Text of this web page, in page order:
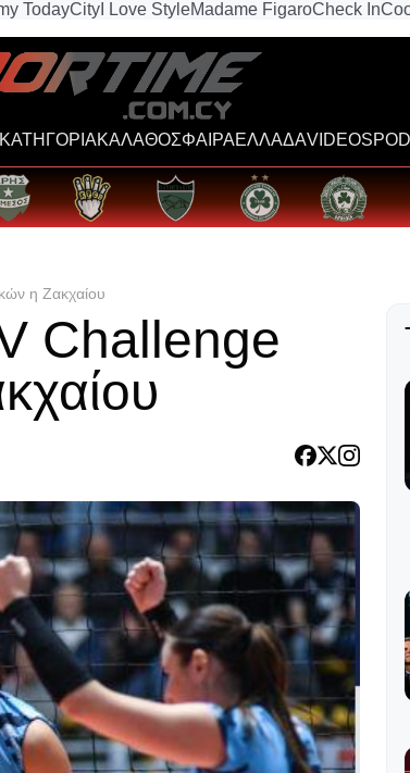
TodayCity I Love StyleMadame FigaroCheck In
ΚΑΤΗΓΟΡΙΑΚΑΛΑΘΟΣΦΑΙΡΑΕΛΛΑΔΑVIDEOS
η Ζακχαίου
Challenge